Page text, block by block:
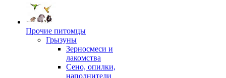
Прочие питомцы
Грызуны
Зерносмеси и
лакомства
Сено, опилки,
наполнители